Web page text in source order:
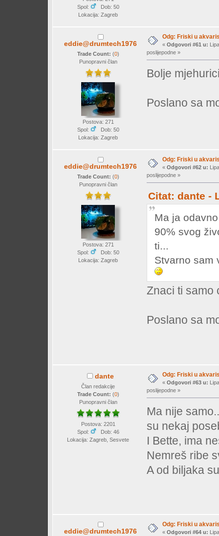
Spol:
Dob: 50
Lokacija: Zagreb
eddie@drumtech1976
Trade Count: (0)
Punopravni član
Postova: 271
Spol:
Dob: 50
Lokacija: Zagreb
Odg: Friski u
« Odgovori #61 u:
poslijepodne »
Bolje
Poslano sa
eddie@drumtech1976
Trade Count: (0)
Punopravni član
Postova: 271
Spol:
Dob: 50
Lokacija: Zagreb
Odg: Friski u
« Odgovori #62 u:
poslijepodne »
Citat: dante -
Ma ja
90% svog
ti...
Stvarno
Znaci ti samo
Poslano sa
dante
Član redakcije
Trade Count: (0)
Punopravni član
Postova: 2201
Spol:
Dob: 46
Lokacija: Zagreb, Sesvete
Odg: Friski u
« Odgovori #63 u:
poslijepodne »
Ma nije
su nekaj
I Bette, ima
Nemreš ribe
A od biljaka
eddie@drumtech1976
Odg: Friski u
« Odgovori #64 u: